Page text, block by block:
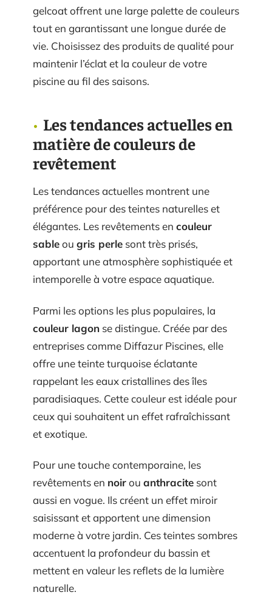
gelcoat offrent une large palette de couleurs
tout en garantissant une longue durée de
vie. Choisissez des produits de qualité pour
maintenir l’éclat et la couleur de votre
piscine au fil des saisons.
Les tendances actuelles en
matière de couleurs de
revêtement
Les tendances actuelles montrent une
préférence pour des teintes naturelles et
élégantes. Les revêtements en couleur
sableou gris perle sont très prisés,
apportant une atmosphère sophistiquée et
intemporelle à votre espace aquatique.
Parmi les options les plus populaires, la
couleur lagon se distingue. Créée par des
entreprises comme Diffazur Piscines, elle
offre une teinte turquoise éclatante
rappelant les eaux cristallines des îles
paradisiaques. Cette couleur est idéale pour
ceux qui souhaitent un effet rafraîchissant
et exotique.
Pour une touche contemporaine, les
revêtements en noirou anthracite sont
aussi en vogue. Ils créent un effet miroir
saisissant et apportent une dimension
moderne à votre jardin. Ces teintes sombres
accentuent la profondeur du bassin et
mettent en valeur les reflets de la lumière
naturelle.